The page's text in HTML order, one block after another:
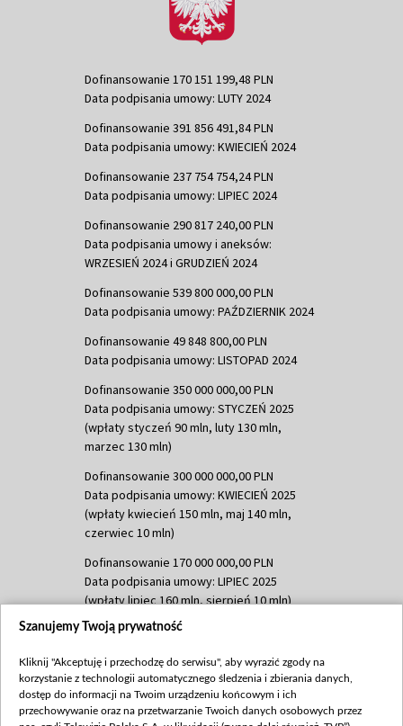
Dofinansowanie 170 151 199,48 PLN
Data podpisania umowy: LUTY 2024
Dofinansowanie 391 856 491,84 PLN
Data podpisania umowy: KWIECIEŃ 2024
Dofinansowanie 237 754 754,24 PLN
Data podpisania umowy: LIPIEC 2024
Dofinansowanie 290 817 240,00 PLN
Data podpisania umowy i aneksów:
WRZESIEŃ 2024 i GRUDZIEŃ 2024
Dofinansowanie 539 800 000,00 PLN
Data podpisania umowy: PAŹDZIERNIK 2024
Dofinansowanie 49 848 800,00 PLN
Data podpisania umowy: LISTOPAD 2024
Dofinansowanie 350 000 000,00 PLN
Data podpisania umowy: STYCZEŃ 2025
(wpłaty styczeń 90 mln, luty 130 mln,
marzec 130 mln)
Dofinansowanie 300 000 000,00 PLN
Data podpisania umowy: KWIECIEŃ 2025
(wpłaty kwiecień 150 mln, maj 140 mln,
czerwiec 10 mln)
Dofinansowanie 170 000 000,00 PLN
Data podpisania umowy: LIPIEC 2025
(wpłaty lipiec 160 mln, sierpień 10 mln)
Dofinansowanie 60 000 000,00 PLN
(wpłata wrzesień 60 mln)
Dofinansowanie 635 783 051,21 PLN
Data podpisania umowy: WRZESIEŃ 2025
Szanujemy Twoją prywatność
Kliknij "Akceptuję i przechodzę do serwisu", aby wyrazić zgody na
korzystanie z technologii automatycznego śledzenia i zbierania danych,
dostęp do informacji na Twoim urządzeniu końcowym i ich
przechowywanie oraz na przetwarzanie Twoich danych osobowych przez